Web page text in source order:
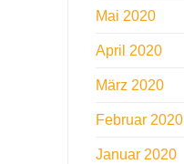
Mai 2020
April 2020
März 2020
Februar 2020
Januar 2020